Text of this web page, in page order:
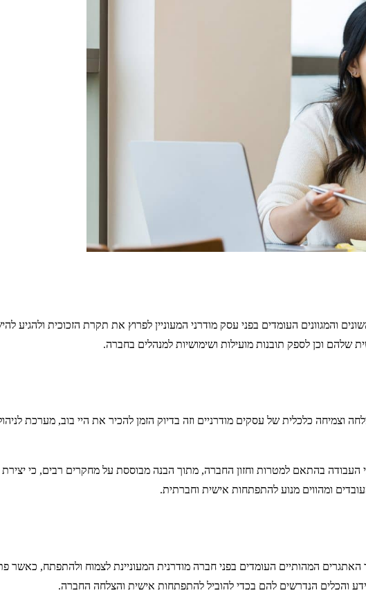
והמגוונים העומדים בפני עסק מודרני המעוניין לפרוץ את תקרת הזכוכית ולהגיע
וכן לספק תובנות מועילות ושימושיות למנהלים בחברה.
וצמיחה כלכלית של עסקים מודרניים וזה בדיוק הזמן להכיר את היי בוב, מערכת
בהתאם למטרות וחזון החברה, מתוך הבנה מבוססת על מחקרים רבים, כי יצירת
ומהווים מנוע להתפתחות אישית וחברתית.
המהותיים העומדים בפני חברה מודרנית המעוניינת לצמוח ולהתפתח, כאשר
והכלים הנדרשים להם בכדי להוביל להתפתחות אישית והצלחה החברה.